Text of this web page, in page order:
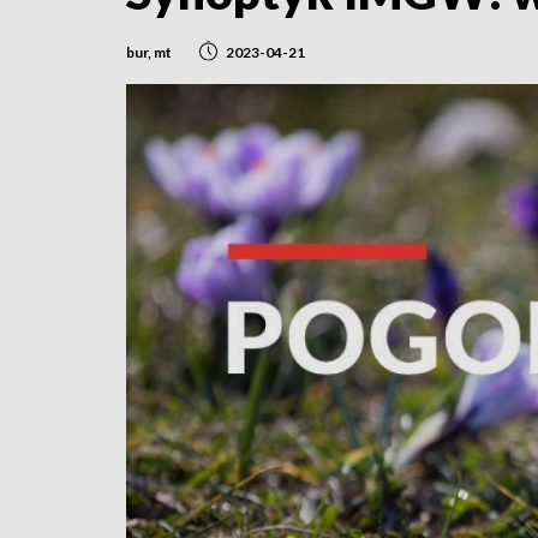
bur, mt 2023-04-21